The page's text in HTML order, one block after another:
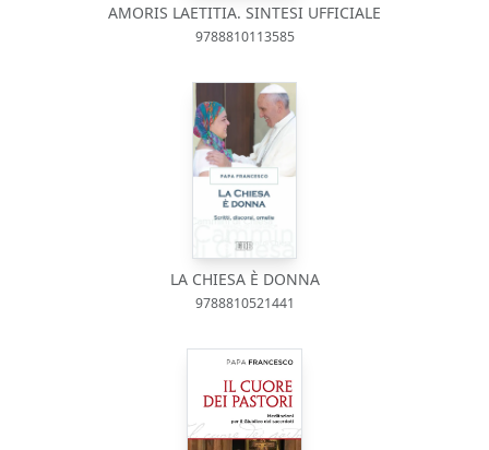
AMORIS LAETITIA. SINTESI UFFICIALE
9788810113585
LA CHIESA È DONNA
9788810521441